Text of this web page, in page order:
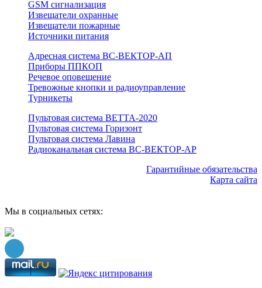
GSM сигнализация
Извещатели охранные
Извещатели пожарные
Источники питания
Адресная система ВС-ВЕКТОР-АП
Приборы ППКОП
Речевое оповещение
Тревожные кнопки и радиоуправление
Турникеты
Пультовая система ВЕТТА-2020
Пультовая система Горизонт
Пультовая система Лавина
Радиоканальная система ВС-ВЕКТОР-АР
Гарантийные обязательства
Карта сайта
Мы в социальных сетях: